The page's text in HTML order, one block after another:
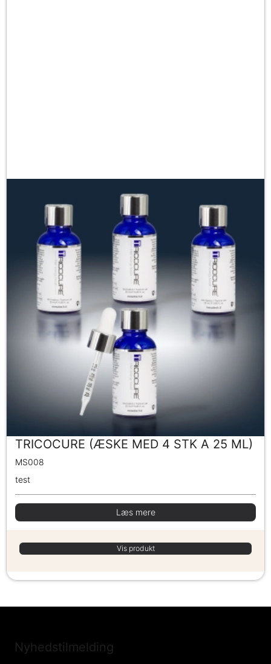
TRICOCURE (ÆSKE MED 4 STK A 25 ML)
MS008
test
Læs mere
Vis produkt
Nyhedstilmelding